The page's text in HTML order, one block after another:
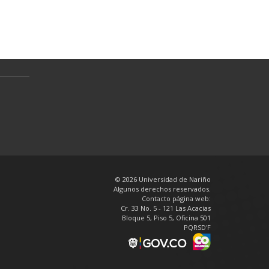
© 2026 Universidad de Nariño
Algunos derechos reservados.
Contacto página web:
Cr. 33 No. 5 - 121 Las Acacias
Bloque 5, Piso 5, Oficina 501
PQRSD'F